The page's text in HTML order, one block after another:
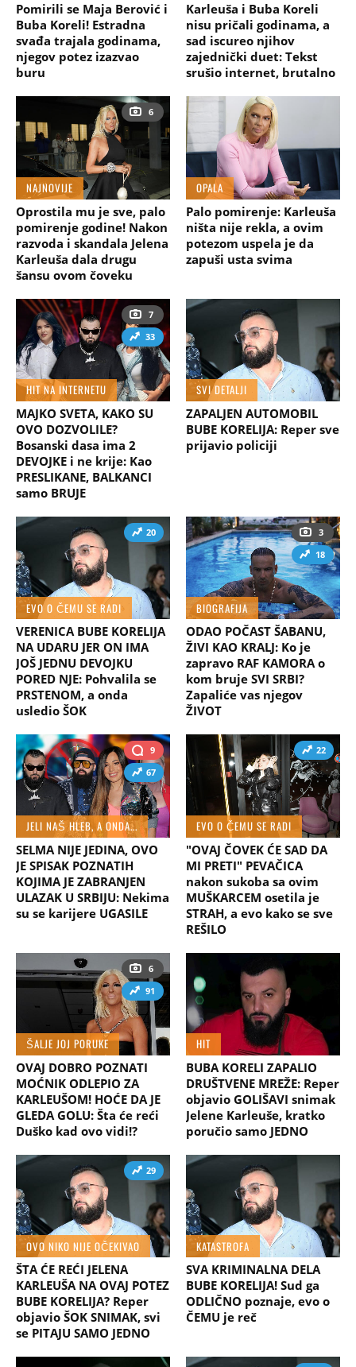
Pomirili se Maja Berović i
Buba Koreli! Estradna
svađa trajala godinama,
njegov potez izazvao
buru
Karleuša i Buba Koreli
nisu pričali godinama, a
sad iscureo njihov
zajednički duet: Tekst
srušio internet, brutalno
6
NAJNOVIJE
Oprostila mu je sve, palo
pomirenje godine! Nakon
razvoda i skandala Jelena
Karleuša dala drugu
šansu ovom čoveku
OPALA
Palo pomirenje: Karleuša
ništa nije rekla, a ovim
potezom uspela je da
zapuši usta svima
7
33
HIT NA INTERNETU
MAJKO SVETA, KAKO SU
OVO DOZVOLILE?
Bosanski dasa ima 2
DEVOJKE i ne krije: Kao
PRESLIKANE, BALKANCI
samo BRUJE
SVI DETALJI
ZAPALJEN AUTOMOBIL
BUBE KORELIJA: Reper sve
prijavio policiji
20
EVO O ČEMU SE RADI
VERENICA BUBE KORELIJA
NA UDARU JER ON IMA
JOŠ JEDNU DEVOJKU
PORED NJE: Pohvalila se
PRSTENOM, a onda
usledio ŠOK
3
18
BIOGRAFIJA
ODAO POČAST ŠABANU,
ŽIVI KAO KRALJ: Ko je
zapravo RAF KAMORA o
kom bruje SVI SRBI?
Zapaliće vas njegov
ŽIVOT
9
67
JELI NAŠ HLEB, A ONDA...
SELMA NIJE JEDINA, OVO
JE SPISAK POZNATIH
KOJIMA JE ZABRANJEN
ULAZAK U SRBIJU: Nekima
su se karijere UGASILE
22
EVO O ČEMU SE RADI
"OVAJ ČOVEK ĆE SAD DA
MI PRETI" PEVAČICA
nakon sukoba sa ovim
MUŠKARCEM osetila je
STRAH, a evo kako se sve
REŠILO
6
91
ŠALJE JOJ PORUKE
OVAJ DOBRO POZNATI
MOĆNIK ODLEPIO ZA
KARLEUŠOM! HOĆE DA JE
GLEDA GOLU: Šta će reći
Duško kad ovo vidi!?
HIT
BUBA KORELI ZAPALIO
DRUŠTVENE MREŽE: Reper
objavio GOLIŠAVI snimak
Jelene Karleuše, kratko
poručio samo JEDNO
29
OVO NIKO NIJE OČEKIVAO
ŠTA ĆE REĆI JELENA
KARLEUŠA NA OVAJ POTEZ
BUBE KORELIJA? Reper
objavio ŠOK SNIMAK, svi
se PITAJU SAMO JEDNO
KATASTROFA
SVA KRIMINALNA DELA
BUBE KORELIJA! Sud ga
ODLIČNO poznaje, evo o
ČEMU je reč